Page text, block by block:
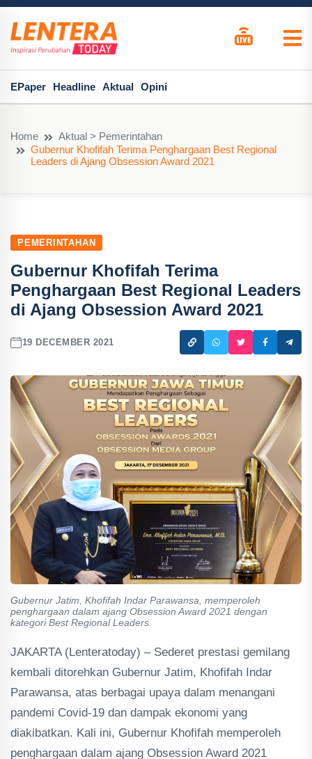
EPaper Headline Aktual Opini
Home
Aktual > Pemerintahan
Gubernur Khofifah Terima Penghargaan Best Regional
Leaders di Ajang Obsession Award 2021
PEMERINTAHAN
Gubernur Khofifah Terima
Penghargaan Best Regional Leaders
di Ajang Obsession Award 2021
19 DECEMBER 2021
Gubernur Jatim, Khofifah Indar Parawansa, memperoleh
penghargaan dalam ajang Obsession Award 2021 dengan
kategori Best Regional Leaders.
JAKARTA (Lenteratoday) – Sederet prestasi gemilang
kembali ditorehkan Gubernur Jatim, Khofifah Indar
Parawansa, atas berbagai upaya dalam menangani
pandemi Covid-19 dan dampak ekonomi yang
diakibatkan. Kali ini, Gubernur Khofifah memperoleh
penghargaan dalam ajang Obsession Award 2021